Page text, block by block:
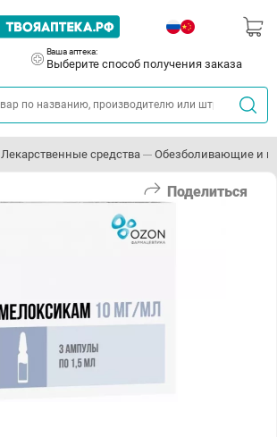
Ваша аптека:
Выберите способ получения заказа
Лекарственные средства Обезболивающие и
Поделиться